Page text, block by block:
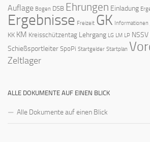
Auflage Bogen DSB Ehrungen Einladung
Ergebnisse Freizeit GK Informationen
KK KM Kreisschützentag Lehrgang LG LM LP NSSV
Schießsportleiter SpoPi Startgelder Startplan
Zeltlager
ALLE DOKUMENTE AUF EINEN BLICK
Alle Dokumente auf einen Blick